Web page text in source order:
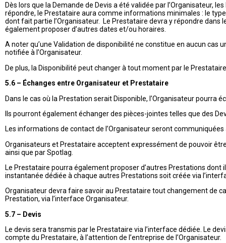
Dès lors que la Demande de Devis a été validée par l’Organisateur,
répondre, le Prestataire aura comme informations minimales : le
dont fait partie l’Organisateur. Le Prestataire devra y répondre
également proposer d’autres dates et/ou horaires.
A noter qu’une Validation de disponibilité ne constitue en aucun
notifiée à l’Organisateur.
De plus, la Disponibilité peut changer à tout moment par le
5.6 – Échanges entre Organisateur et Prestataire
Dans le cas où la Prestation serait Disponible, l’Organisateur
Ils pourront également échanger des pièces-jointes telles que des
Les informations de contact de l’Organisateur seront
Organisateurs et Prestataire acceptent expressément de pouvoir
ainsi que par Spotlag.
Le Prestataire pourra également proposer d’autres Prestations
instantanée dédiée à chaque autres Prestations soit créée via
Organisateur devra faire savoir au Prestataire tout changement de
Prestation, via l’interface Organisateur.
5.7 – Devis
Le devis sera transmis par le Prestataire via l’interface dédiée. Le
compte du Prestataire, à l’attention de l’entreprise de l’Organisateur.